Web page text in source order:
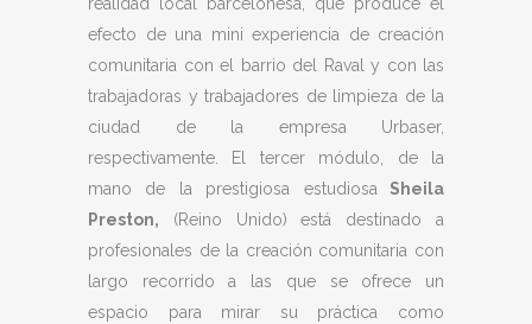
realidad local barcelonesa, que produce el
efecto de una mini experiencia de creación
comunitaria con el barrio del Raval y con las
trabajadoras y trabajadores de limpieza de la
ciudad de la empresa Urbaser,
respectivamente. El tercer módulo, de la
mano de la prestigiosa estudiosaSheila
Preston, (Reino Unido) está destinado a
profesionales de la creación comunitaria con
largo recorrido a las que se ofrece un
espacio para mirar su práctica como